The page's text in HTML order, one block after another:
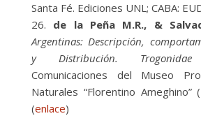
Santa Fé. Ediciones UNL; CABA:
de la Peña M.R., &
Argentinas: Descripción,
y Distribución.
Comunicaciones del Museo
Naturales “Florentino Ameghino”
(enlace)